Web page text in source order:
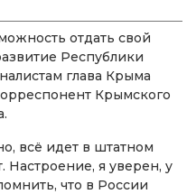
отдать свой
Республики
глава Крыма
Крымского
всё идет в штатном
я уверен, у
что в России